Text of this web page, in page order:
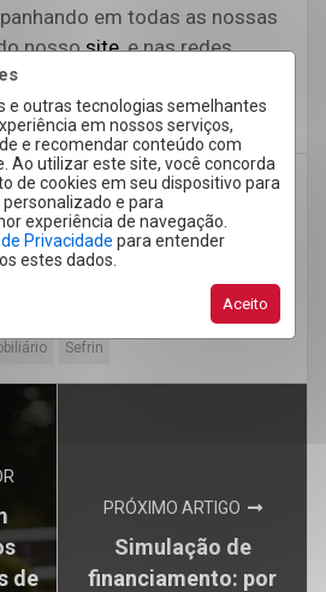
e outras tecnologias semelhantes
em nossos serviços,
e recomendar conteúdo com
Ao utilizar este site, você concorda
de cookies em seu dispositivo para
e para
experiência de navegação.
Privacidade para entender
estes dados.
Aceito
em todas as nossas
nosso site, e nas redes
alugar imóvel em Cacoal
Cacoal Comprar imóvel
Cacoal Imobiliária em Cacoal
Sefrin
de
PRÓXIMO ARTIGO
Simulação de
financiamento: por